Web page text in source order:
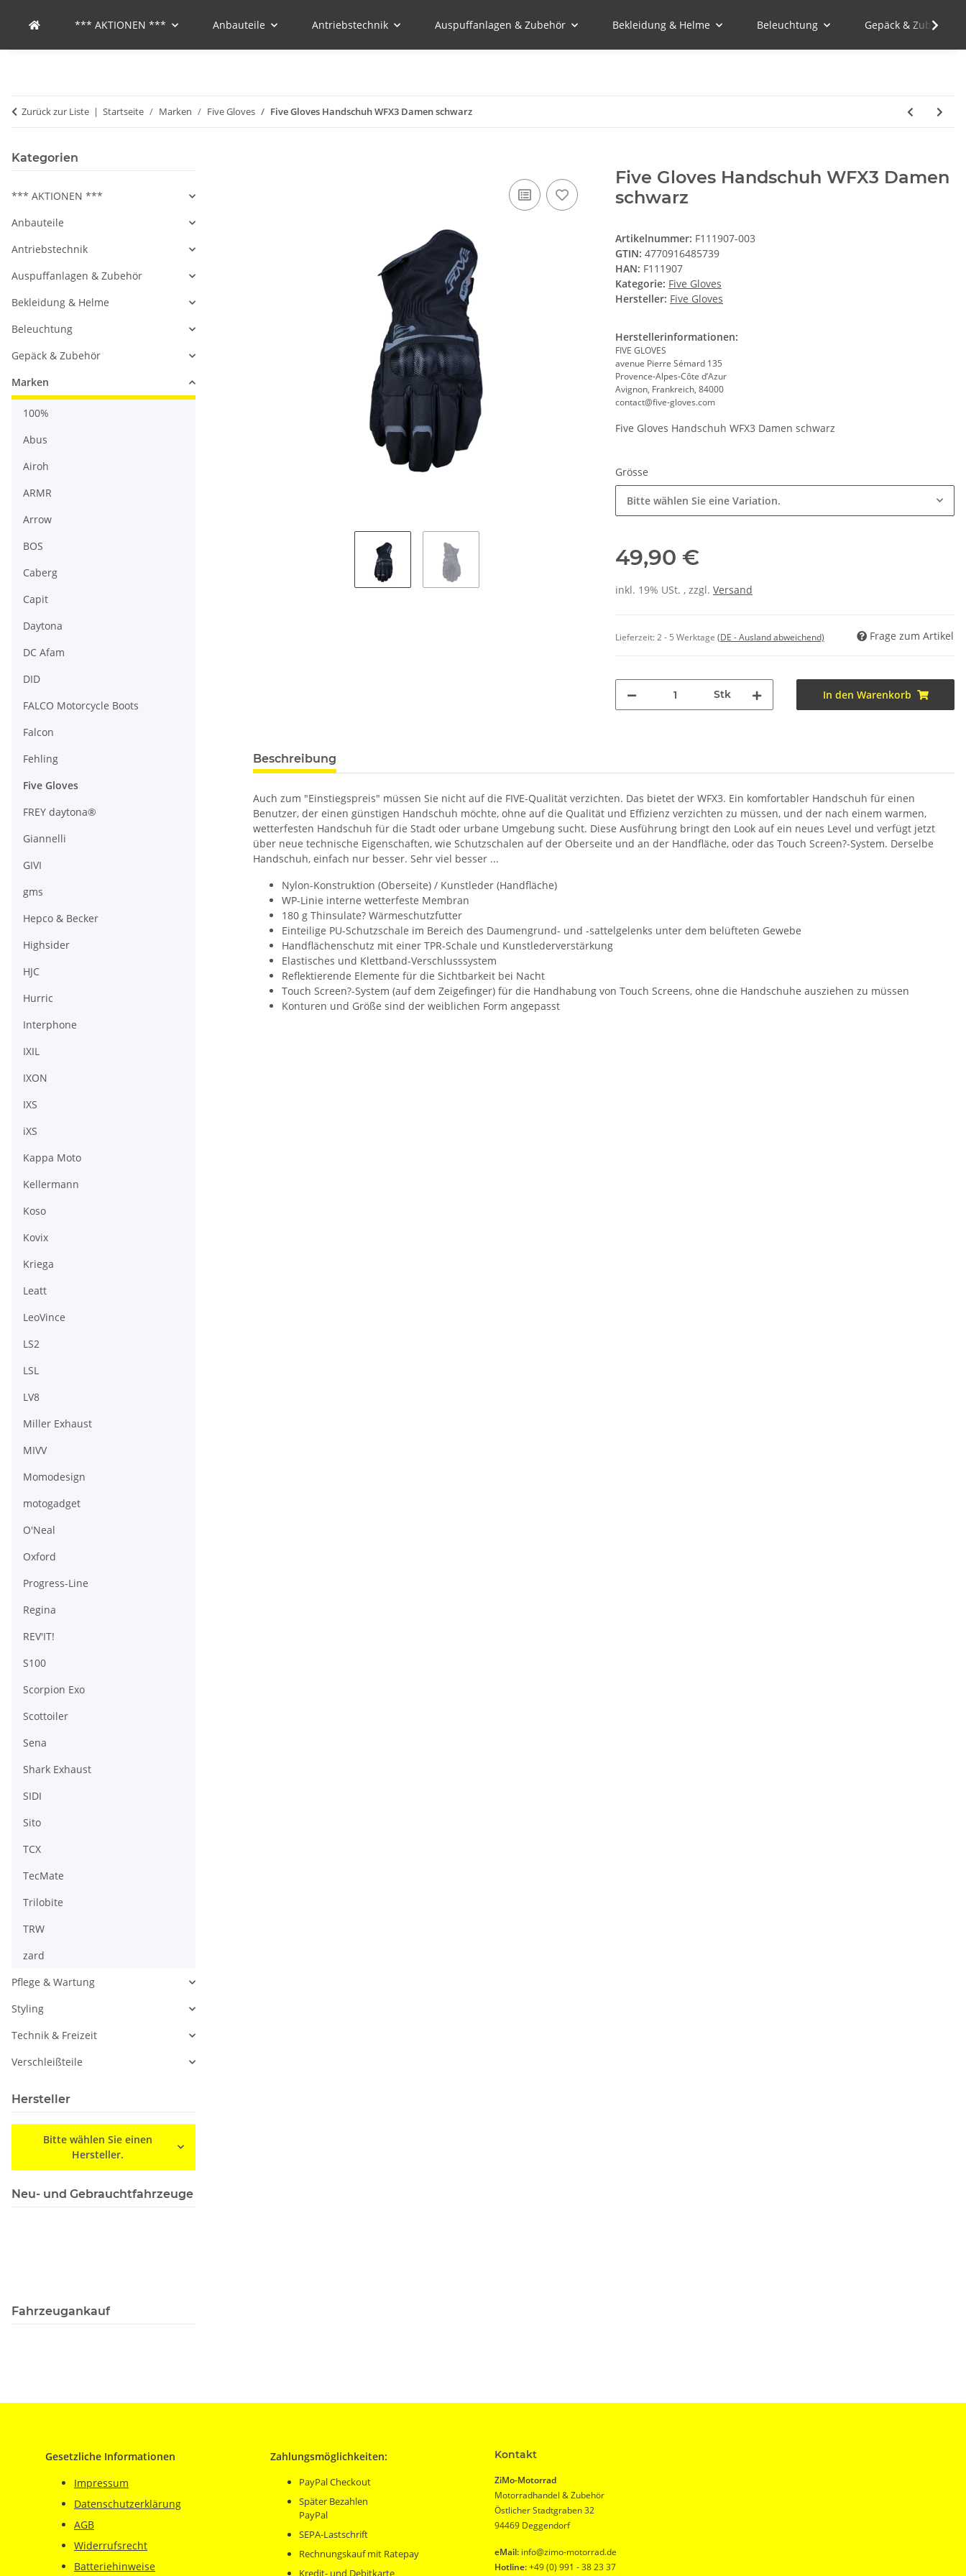
*** AKTIONEN *** Anbauteile Antriebstechnik Auspuffanlagen & Zubehör Bekleidung & Helme Beleuchtung Gepäck & Zubehör
Zurück zur Liste Startseite Marken Five Gloves Five Gloves Handschuh WFX3 Damen schwarz
Five Gloves Handschuh WFX3 Damen
schwarz
Artikelnummer: F111907-003
GTIN: 4770916485739
HAN: F111907
Kategorie: Five Gloves
Hersteller: Five Gloves
Herstellerinformationen:
FIVE GLOVES
avenue Pierre Sémard 135
Provence-Alpes-Côte d’Azur
Avignon, Frankreich, 84000
contact@five-gloves.com
Five Gloves Handschuh WFX3 Damen schwarz
Grösse
Bitte wählen Sie eine Variation.
49,90 €
inkl. 19% USt. , zzgl. Versand
Lieferzeit:2 - 5 Werktage (DE - Ausland abweichend) Frage zum Artikel
Stk In den Warenkorb
Beschreibung
Auch zum "Einstiegspreis" müssen Sie nicht auf die FIVE-Qualität verzichten. Das bietet der WFX3. Ein komfortabler Handschuh für einen
Benutzer, der einen günstigen Handschuh möchte, ohne auf die Qualität und Effizienz verzichten zu müssen, und der nach einem warmen,
wetterfesten Handschuh für die Stadt oder urbane Umgebung sucht. Diese Ausführung bringt den Look auf ein neues Level und verfügt jetzt
über neue technische Eigenschaften, wie Schutzschalen auf der Oberseite und an der Handfläche, oder das Touch Screen?-System. Derselbe
Handschuh, einfach nur besser. Sehr viel besser ...
Nylon-Konstruktion (Oberseite) / Kunstleder (Handfläche)
WP-Linie interne wetterfeste Membran
180 g Thinsulate? Wärmeschutzfutter
Einteilige PU-Schutzschale im Bereich des Daumengrund- und -sattelgelenks unter dem belüfteten Gewebe
Handflächenschutz mit einer TPR-Schale und Kunstlederverstärkung
Elastisches und Klettband-Verschlusssystem
Reflektierende Elemente für die Sichtbarkeit bei Nacht
Touch Screen?-System (auf dem Zeigefinger) für die Handhabung von Touch Screens, ohne die Handschuhe ausziehen zu müssen
Konturen und Größe sind der weiblichen Form angepasst
Kategorien
*** AKTIONEN ***
Anbauteile
Antriebstechnik
Auspuffanlagen & Zubehör
Bekleidung & Helme
Beleuchtung
Gepäck & Zubehör
Marken
100%
Abus
Airoh
ARMR
Arrow
BOS
Caberg
Capit
Daytona
DC Afam
DID
FALCO Motorcycle Boots
Falcon
Fehling
Five Gloves
FREY daytona®
Giannelli
GIVI
gms
Hepco & Becker
Highsider
HJC
Hurric
Interphone
IXIL
IXON
IXS
iXS
Kappa Moto
Kellermann
Koso
Kovix
Kriega
Leatt
LeoVince
LS2
LSL
LV8
Miller Exhaust
MIVV
Momodesign
motogadget
O'Neal
Oxford
Progress-Line
Regina
REV'IT!
S100
Scorpion Exo
Scottoiler
Sena
Shark Exhaust
SIDI
Sito
TCX
TecMate
Trilobite
TRW
zard
Pflege & Wartung
Styling
Technik & Freizeit
Verschleißteile
Hersteller
Bitte wählen Sie einen
Hersteller.
Neu- und Gebrauchtfahrzeuge
Fahrzeugankauf
Gesetzliche Informationen
Impressum
Datenschutzerklärung
AGB
Widerrufsrecht
Batteriehinweise
Zahlungsmöglichkeiten:
PayPal Checkout
Später Bezahlen
PayPal
SEPA-Lastschrift
Rechnungskauf mit Ratepay
Kredit- und Debitkarte
Kontakt
ZiMo-Motorrad
Motorradhandel & Zubehör
Östlicher Stadtgraben 32
94469 Deggendorf
eMail: info@zimo-motorrad.de
Hotline:+49 (0) 991 - 38 23 37